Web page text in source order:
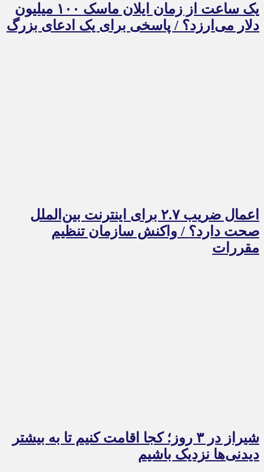
یک ساعت از زمان ایلان ماسک ۱۰۰ میلیون
دلار می‌ارزد؟ / پاسخی برای یک ادعای بزرگ
اعمال ضریب ۲.۷ برای اینترنت بین‌الملل
صحت دارد؟ / واکنش سازمان تنظیم
مقررات
شیراز در ۳ روز؛ کجا اقامت کنیم تا به بیشتر
دیدنی‌ها نزدیک باشیم